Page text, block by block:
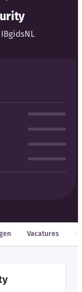
Vacatures